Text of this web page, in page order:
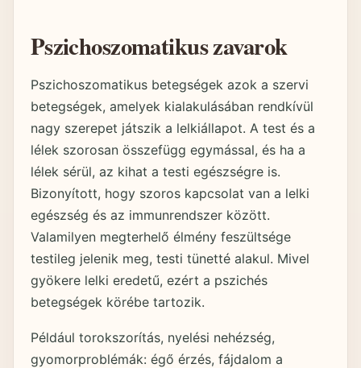
Pszichoszomatikus zavarok
Pszichoszomatikus betegségek azok a szervi
betegségek, amelyek kialakulásában rendkívül
nagy szerepet játszik a lelkiállapot. A test és a
lélek szorosan összefügg egymással, és ha a
lélek sérül, az kihat a testi egészségre is.
Bizonyított, hogy szoros kapcsolat van a lelki
egészség és az immunrendszer között.
Valamilyen megterhelő élmény feszültsége
testileg jelenik meg, testi tünetté alakul. Mivel
gyökere lelki eredetű, ezért a pszichés
betegségek körébe tartozik.
Például torokszorítás, nyelési nehézség,
gyomorproblémák: égő érzés, fájdalom a